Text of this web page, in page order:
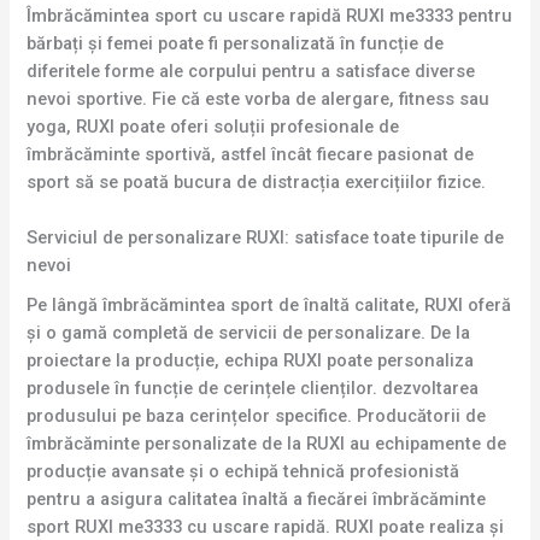
Îmbrăcămintea sport cu uscare rapidă RUXI me3333 pentru
bărbați și femei poate fi personalizată în funcție de
diferitele forme ale corpului pentru a satisface diverse
nevoi sportive. Fie că este vorba de alergare, fitness sau
yoga, RUXI poate oferi soluții profesionale de
îmbrăcăminte sportivă, astfel încât fiecare pasionat de
sport să se poată bucura de distracția exercițiilor fizice.
Serviciul de personalizare RUXI: satisface toate tipurile de
nevoi
Pe lângă îmbrăcămintea sport de înaltă calitate, RUXI oferă
și o gamă completă de servicii de personalizare. De la
proiectare la producție, echipa RUXI poate personaliza
produsele în funcție de cerințele clienților. dezvoltarea
produsului pe baza cerințelor specifice. Producătorii de
îmbrăcăminte personalizate de la RUXI au echipamente de
producție avansate și o echipă tehnică profesionistă
pentru a asigura calitatea înaltă a fiecărei îmbrăcăminte
sport RUXI me3333 cu uscare rapidă. RUXI poate realiza și